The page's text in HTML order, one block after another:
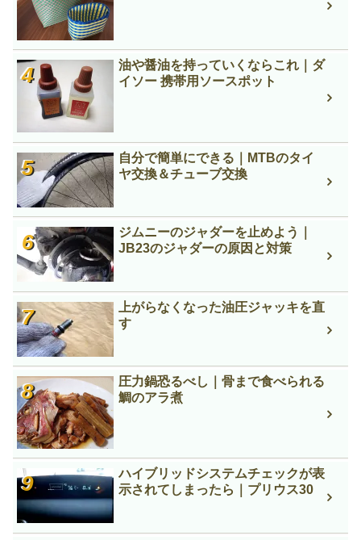
油や醤油を持っていくならこれ｜ダ
イソー 携帯用ソースポット
自分で簡単にできる｜MTBのタイ
ヤ交換＆チューブ交換
ジムニーのジャダーを止めよう｜
JB23のジャダーの原因と対策
上がらなくなった油圧ジャッキを直
す
圧力鍋恐るべし｜骨まで食べられる
鯛のアラ煮
ハイブリッドシステムチェックが表
示されてしまったら｜プリウス30